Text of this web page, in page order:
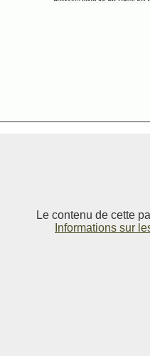
Le contenu de cette
Informations sur